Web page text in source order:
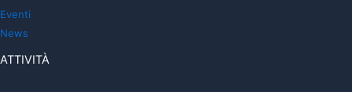
Eventi
News
ATTIVITÀ